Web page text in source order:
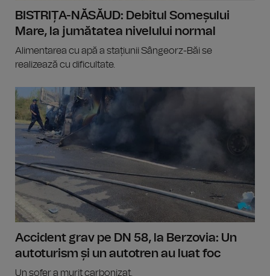
BISTRIȚA-NĂSĂUD: Debitul Someșului
Mare, la jumătatea nivelului normal
Alimentarea cu apă a stațiunii Sângeorz-Băi se
realizează cu dificultate.
Accident grav pe DN 58, la Berzovia: Un
autoturism și un autotren au luat foc
Un șofer a murit carbonizat.